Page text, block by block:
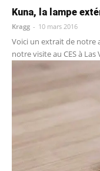
Kuna, la lampe
Kragg - 10 mars 2016
Voici un extrait de notre
notre visite au CES à